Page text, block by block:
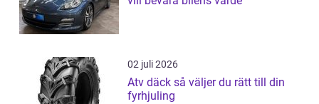
02 juli 2026
Atv däck så väljer du rätt till din
fyrhjuling